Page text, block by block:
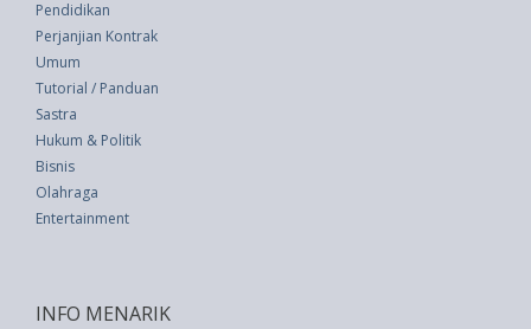
Pendidikan
Perjanjian Kontrak
Umum
Tutorial / Panduan
Sastra
Hukum & Politik
Bisnis
Olahraga
Entertainment
INFO MENARIK